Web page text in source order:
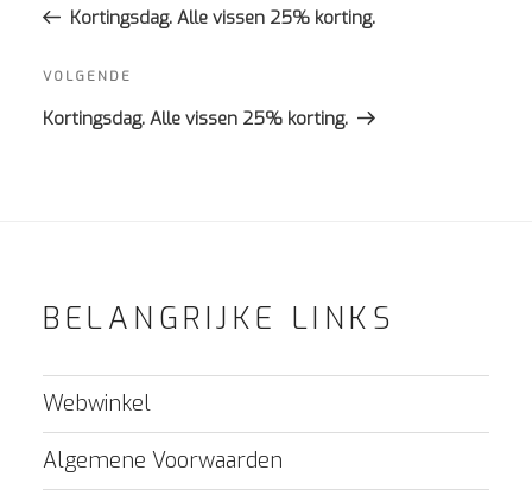
bericht
Kortingsdag. Alle vissen 25% korting.
Volgend
bericht
VOLGENDE
Kortingsdag. Alle vissen 25% korting.
BELANGRIJKE LINKS
Webwinkel
Algemene Voorwaarden